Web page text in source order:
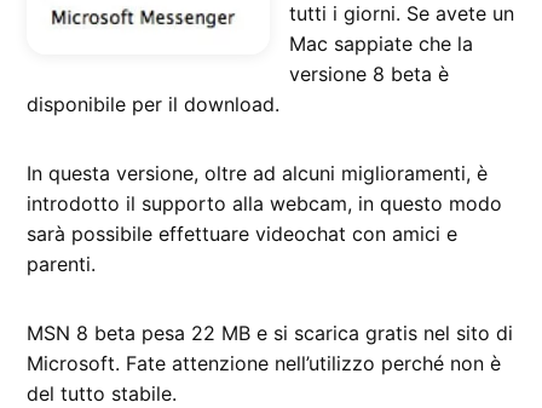
tutti i giorni. Se avete un
Mac sappiate che la
versione 8 beta è
disponibile per il download.
In questa versione, oltre ad alcuni miglioramenti, è
introdotto il supporto alla webcam, in questo modo
sarà possibile effettuare videochat con amici e
parenti.
MSN 8 beta pesa 22 MB e si scarica gratis nel sito di
Microsoft. Fate attenzione nell’utilizzo perché non è
del tutto stabile.